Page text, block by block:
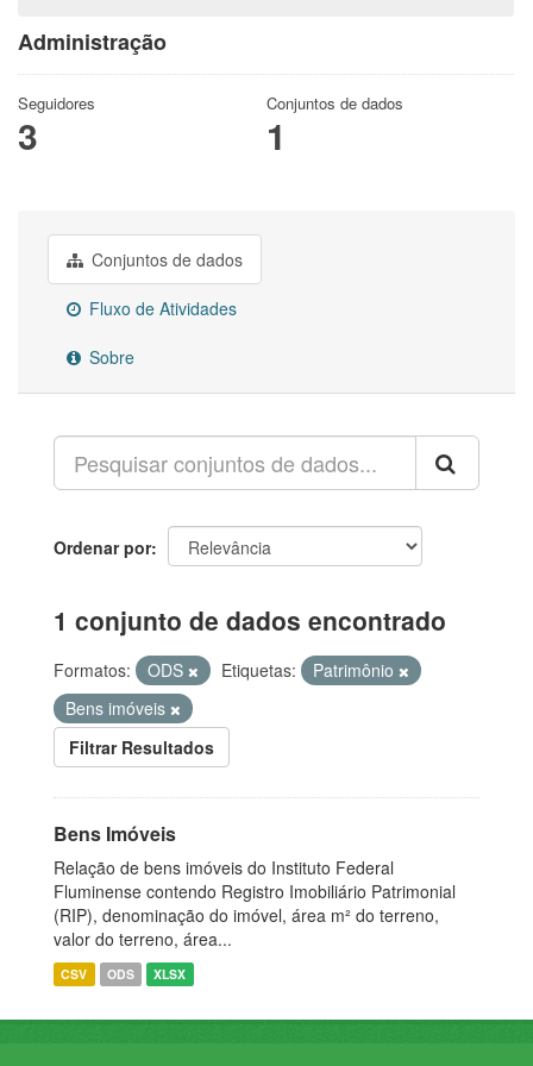
Administração
Seguidores
3
Conjuntos de dados
1
Conjuntos de dados
Fluxo de Atividades
Sobre
Ordenar por
1 conjunto de dados encontrado
Formatos: ODS Etiquetas:
Patrimônio
Bens imóveis
Filtrar Resultados
Bens Imóveis
Relação de bens imóveis do Instituto Federal
Fluminense contendo Registro Imobiliário Patrimonial
(RIP), denominação do imóvel, área m² do terreno,
valor do terreno, área...
CSV ODS XLSX